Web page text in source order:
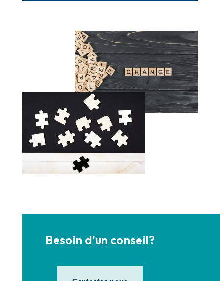
Besoin d'un conseil?